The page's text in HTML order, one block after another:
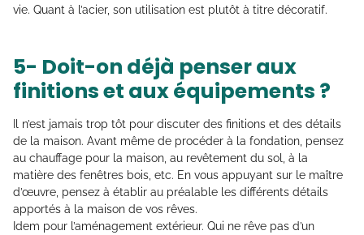
vie. Quant à l’acier, son utilisation est plutôt à titre décoratif.
5- Doit-on déjà penser aux
finitions et aux équipements ?
Il n’est jamais trop tôt pour discuter des finitions et des détails
de la maison. Avant même de procéder à la fondation, pensez
au chauffage pour la maison, au revêtement du sol, à la
matière des fenêtres bois, etc. En vous appuyant sur le maître
d’œuvre, pensez à établir au préalable les différents détails
apportés à la maison de vos rêves.
Idem pour l’aménagement extérieur. Qui ne rêve pas d’un